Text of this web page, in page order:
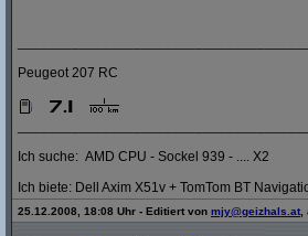
Peugeot 207 RC
Ich suche: AMD CPU - Sockel 939 - .... X2
Ich biete: Dell Axim X51v + TomTom BT
25.12.2008, 18:08 Uhr - Editiert von mjy@geizhals.at